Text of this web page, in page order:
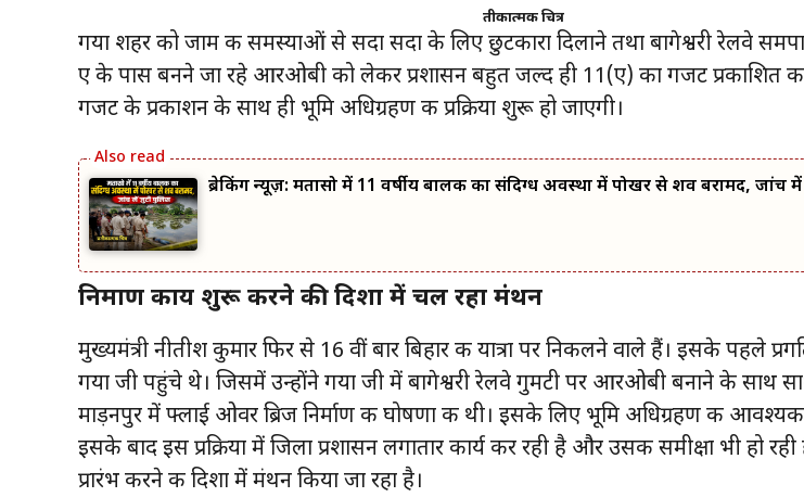
प्रतीकात्मक चित्र
गया शहर को जाम की समस्याओं से सदा सदा के लिए छुटकारा दिलाने तथा बागेश्वरी रेलवे
ए के पास बनने जा रहे आरओबी को लेकर प्रशासन बहुत जल्द ही 11(ए) का गजट प्रकाशित
गजट के प्रकाशन के साथ ही भूमि अधिग्रहण की प्रक्रिया शुरू हो जाएगी।
ब्रेकिंग न्यूज़: मतासो में 11 वर्षीय बालक का संदिग्ध अवस्था में पोखर से शव बरामद, जांच
निर्माण कार्य शुरू करने की दिशा में चल रहा मंथन
मुख्यमंत्री नीतीश कुमार फिर से 16 वीं बार बिहार की यात्रा पर निकलने वाले हैं। इसके पहले
गया जी पहुंचे थे। जिसमें उन्होंने गया जी में बागेश्वरी रेलवे गुमटी पर आरओबी बनाने के साथ
माड़नपुर में फ्लाई ओवर ब्रिज निर्माण की घोषणा की थी। इसके लिए भूमि अधिग्रहण की
इसके बाद इस प्रक्रिया में जिला प्रशासन लगातार कार्य कर रही है और उसकी समीक्षा भी हो रही
प्रारंभ करने की दिशा में मंथन किया जा रहा है।